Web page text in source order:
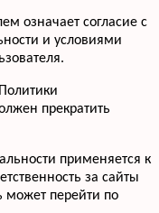
означает согласие с
и условиями
прекратить
применяется к
за сайты
может перейти по